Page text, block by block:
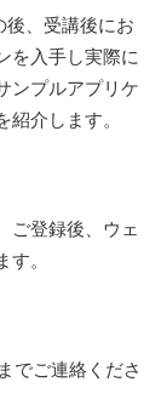
後、受講後にお
を入手し実際に
ンプルアプリケ
介します。
ご登録後、ウェ
。
までご連絡くださ